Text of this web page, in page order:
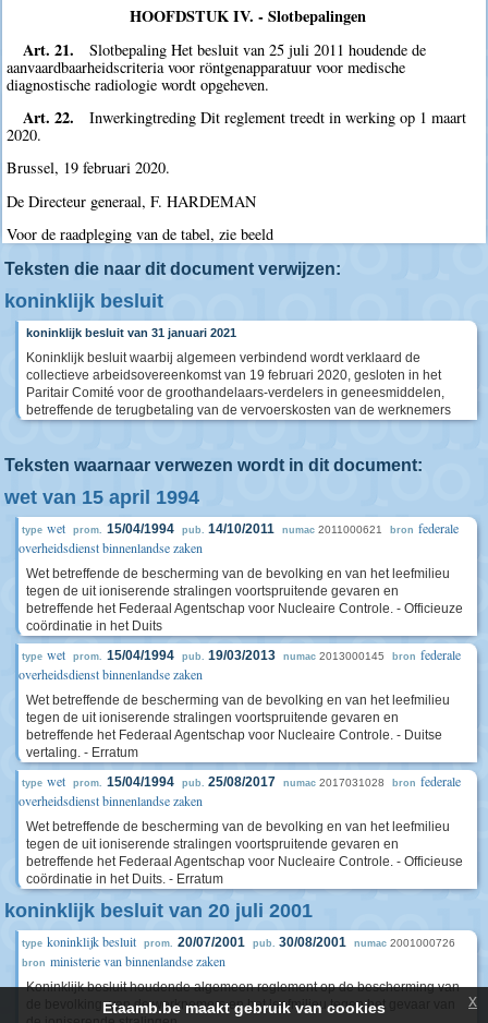
HOOFDSTUK IV. - Slotbepalingen
Art. 21.
Slotbepaling Het besluit van 25 juli 2011 houdende de
aanvaardbaarheidscriteria voor röntgenapparatuur voor medische
diagnostische radiologie wordt opgeheven.
Art. 22.
Inwerkingtreding Dit reglement treedt in werking op 1 maart
2020.
Brussel, 19 februari 2020.
De Directeur generaal, F. HARDEMAN
Voor de raadpleging van de tabel, zie beeld
Teksten die naar dit document verwijzen:
koninklijk besluit
koninklijk besluit van 31 januari 2021
Koninklijk besluit waarbij algemeen verbindend wordt verklaard de
collectieve arbeidsovereenkomst van 19 februari 2020, gesloten in het
Paritair Comité voor de groothandelaars-verdelers in geneesmiddelen,
betreffende de terugbetaling van de vervoerskosten van de werknemers
Teksten waarnaar verwezen wordt in dit document:
wet van 15 april 1994
type wet prom. 15/04/1994 pub. 14/10/2011 numac 2011000621 bron federale
overheidsdienst binnenlandse zaken
Wet betreffende de bescherming van de bevolking en van het leefmilieu
tegen de uit ioniserende stralingen voortspruitende gevaren en
betreffende het Federaal Agentschap voor Nucleaire Controle. - Officieuze
coördinatie in het Duits
type wet prom. 15/04/1994 pub. 19/03/2013 numac 2013000145 bron federale
overheidsdienst binnenlandse zaken
Wet betreffende de bescherming van de bevolking en van het leefmilieu
tegen de uit ioniserende stralingen voortspruitende gevaren en
betreffende het Federaal Agentschap voor Nucleaire Controle. - Duitse
vertaling. - Erratum
type wet prom. 15/04/1994 pub. 25/08/2017 numac 2017031028 bron federale
overheidsdienst binnenlandse zaken
Wet betreffende de bescherming van de bevolking en van het leefmilieu
tegen de uit ioniserende stralingen voortspruitende gevaren en
betreffende het Federaal Agentschap voor Nucleaire Controle. - Officieuse
coördinatie in het Duits. - Erratum
koninklijk besluit van 20 juli 2001
type koninklijk besluit prom. 20/07/2001 pub. 30/08/2001 numac 2001000726
bron ministerie van binnenlandse zaken
Koninklijk besluit houdende algemeen reglement op de bescherming van
de bevolking, van de werknemers en het leefmilieu tegen het gevaar van
Etaamb.be maakt gebruik van cookies x